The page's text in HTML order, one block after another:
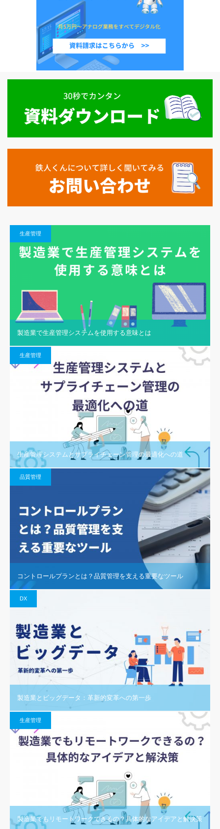
生産管理
製造業で生産管理システムを使用する意味とは
生産管理
生産管理システムとサプライチェーン管理の最適化への道
品質管理
コントロールプランとは？品質管理を支える重要なツール
DX
製造業とビッグデータ：革新的変革への第一歩
生産管理
製造業でもリモートワークできるの？具体的なアイデアと解決策